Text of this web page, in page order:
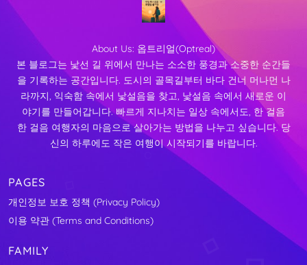
About Us: 옵트리얼(Optreal)
본 블로그는 낯선 길 위에서 만나는 소소한 풍경과 소중한 순간들
을 기록하는 공간입니다. 도시의 골목길부터 바다 건너 머나먼 나
라까지, 익숙함 속에서 낯설음을 찾고, 낯설음 속에서 새로운 이
야기를 만들어갑니다. 빠르게 지나치는 일상 속에서도, 한 걸음
한 걸음 여행자의 마음으로 살아가는 방법을 나누고 싶습니다. 당
신의 하루에도 작은 여행이 시작되기를 바랍니다.
PAGES
개인정보 보호 정책 (Privacy Policy)
이용 약관 (Terms and Conditions)
FAMILY